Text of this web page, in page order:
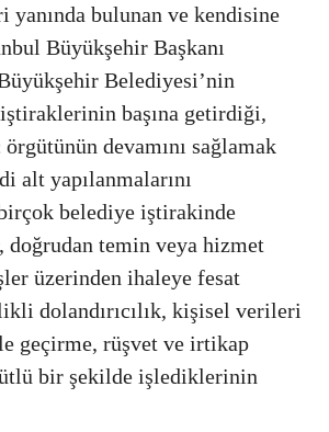
yanında bulunan ve kendisine
Büyükşehir Başkanı
Belediyesi’nin
başına getirdiği,
devamını sağlamak
alt yapılanmalarını
belediye iştirakinde
doğrudan temin veya hizmet
üzerinden ihaleye fesat
dolandırıcılık, kişisel verileri
geçirme, rüşvet ve irtikap
bir şekilde işlediklerinin